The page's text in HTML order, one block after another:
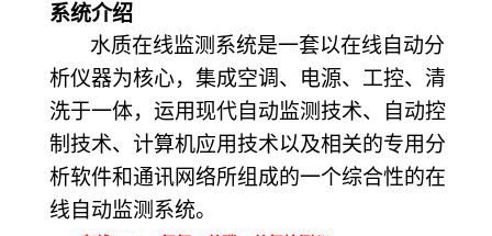
系统介绍
水质在线监测系统是一套以在线自动分
析仪器为核心，集成空调、电源、工控、清
洗于一体，运用现代自动监测技术、自动控
制技术、计算机应用技术以及相关的专用分
析软件和通讯网络所组成的一个综合性的在
线自动监测系统。